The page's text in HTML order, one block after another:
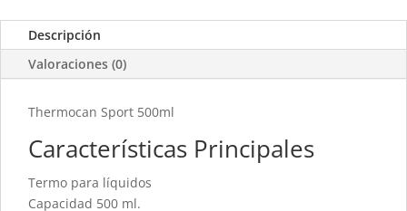
Descripción
Valoraciones (0)
Thermocan Sport 500ml
Características Principales
Termo para líquidos
Capacidad 500 ml.